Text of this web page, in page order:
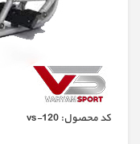
كد محصول: vs-120